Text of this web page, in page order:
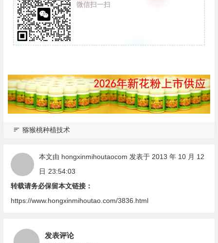
微信扫一扫
猕猴桃种植技术
本文由 hongxinmihoutaocom 发表于 2013 年 10 月 12
日 23:54:03
转载请务必保留本文链接：
https://www.hongxinmihoutao.com/3836.html
发表评论